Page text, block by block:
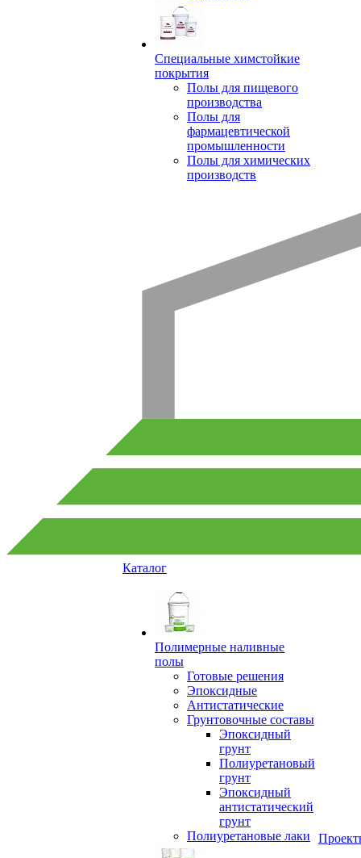
Специальные химстойкие
покрытия
Полы для пищевого
производства
Полы для
фармацевтической
промышленности
Полы для химических
производств
Каталог
Полимерные наливные
полы
Готовые решения
Эпоксидные
Антистатические
Грунтовочные составы
Эпоксидный
грунт
Полиуретановый
грунт
Эпоксидный
антистатический
грунт
Полиуретановые лаки